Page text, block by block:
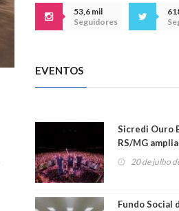
53,6 mil
Seguidores
EVENTOS
Sicredi Ouro
RS/MG
ao show dos
20 de julho
Fundo Social